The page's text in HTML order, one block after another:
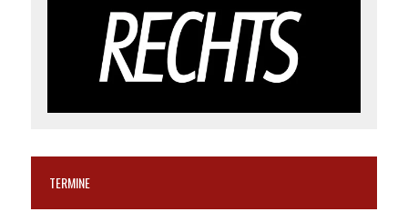
TERMINE